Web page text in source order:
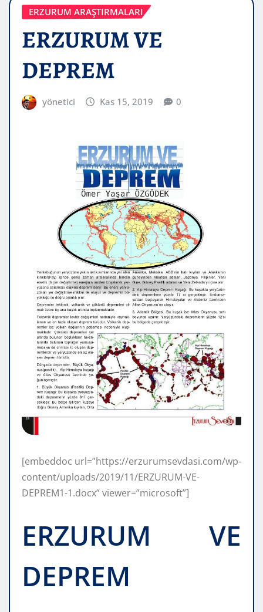
ERZURUM ARAŞTIRMALARI
ERZURUM VE
DEPREM
yönetici Kas 15, 2019 0
[embeddoc url=”https://erzurumsevdasi.com/wp-
content/uploads/2019/11/ERZURUM-VE-
DEPREM1-1.docx” viewer=”microsoft”]
ERZURUM VE
DEPREM